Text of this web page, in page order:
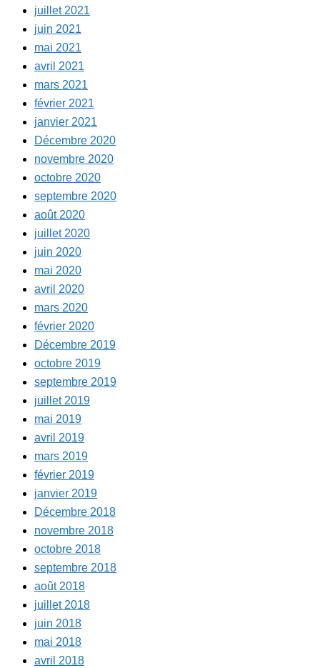
juillet 2021
juin 2021
mai 2021
avril 2021
mars 2021
février 2021
janvier 2021
Décembre 2020
novembre 2020
octobre 2020
septembre 2020
août 2020
juillet 2020
juin 2020
mai 2020
avril 2020
mars 2020
février 2020
Décembre 2019
octobre 2019
septembre 2019
juillet 2019
mai 2019
avril 2019
mars 2019
février 2019
janvier 2019
Décembre 2018
novembre 2018
octobre 2018
septembre 2018
août 2018
juillet 2018
juin 2018
mai 2018
avril 2018